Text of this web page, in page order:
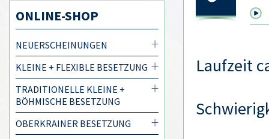
ONLINE-SHOP
NEUERSCHEINUNGEN
KLEINE + FLEXIBLE BESETZUNG
TRADITIONELLE KLEINE +
BÖHMISCHE BESETZUNG
OBERKRAINER BESETZUNG
Laufzeit